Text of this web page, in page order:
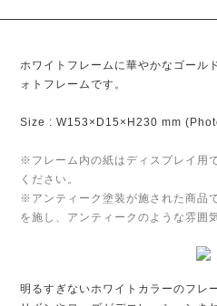
ホワイトフレームに華やかなゴール
ォトフレームです。
Size : W153×D15×H230 mm
※フレーム内の紙はディスプレイ用
ください。
※アンティーク塗装が施された商品
を施し、アンティークのような雰囲
明るすぎないホワイトカラーのフレ